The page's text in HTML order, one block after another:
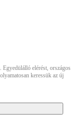
elérést, országos
keressük az új